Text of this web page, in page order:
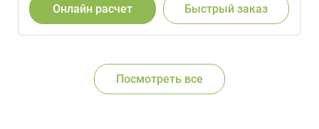
Онлайн расчет Быстрый заказ
Посмотреть все